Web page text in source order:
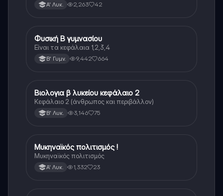
Α' Λυκ. 2,263 42
Φυσική
Φυσική Β γυμνασίου
Είναι τα κεφάλαια 1,2,3,4
Β' Γυμν. 9,442 664
Βιολογία
Βιολογια β λυκείου κεφάλαιο 2
Κεφάλαιο 2 (άνθρωπος και περιβάλλον)
Β' Λυκ. 3,146 75
Ιστορία
Μυκηναϊκός πολιτισμός !
Μυκηναϊκός πολιτισμός
Α' Λυκ. 1,332 23